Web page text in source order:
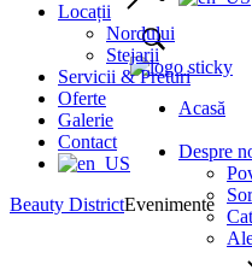
Acasă
Despre
Locații
Nordului
Stejarii
Servicii & Preturi
Oferte
Galerie
Contact
Beauty DistrictEvenimente